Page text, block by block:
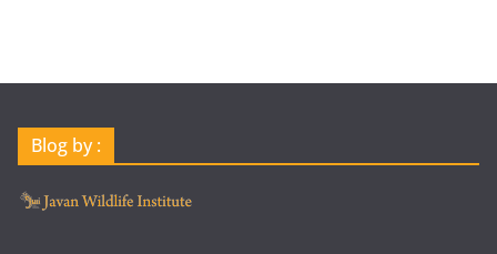
e
Blog by :